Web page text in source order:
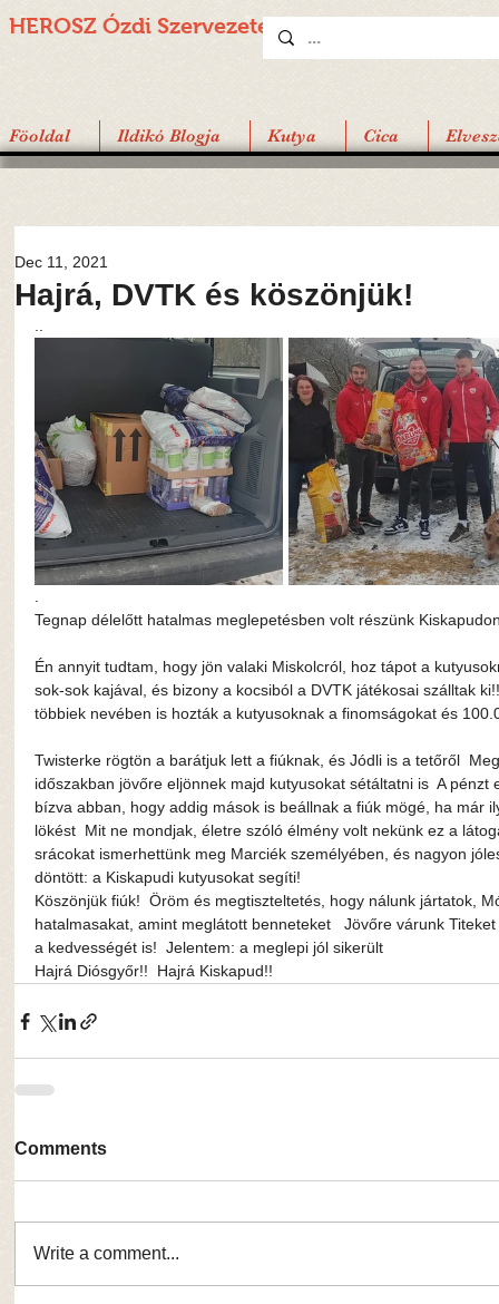
HEROSZ Ózdi Szervezete
Föoldal Ildikó Blogja Kutya Cica
Hajrá, DVTK és köszönjük!
Dec 11, 2021
Tegnap délelőtt hatalmas meglepetésben volt részünk
Én annyit tudtam, hogy jön valaki Miskolcról, hoz tápot a
sok-sok kajával, és bizony a kocsiból a DVTK játékosai szálltak
többiek nevében is hozták a kutyusoknak a finomságokat és
Twisterke rögtön a barátjuk lett a fiúknak, és Jódli is a tetőről
időszakban jövőre eljönnek majd kutyusokat sétáltatni is  A
bízva abban, hogy addig mások is beállnak a fiúk mögé, ha már
lökést  Mit ne mondjak, életre szóló élmény volt nekünk ez a
srácokat ismerhettünk meg Marciék személyében, és nagyon
döntött: a Kiskapudi kutyusokat segíti!
Köszönjük fiúk!  Öröm és megtiszteltetés, hogy nálunk jártatok,
hatalmasakat, amint meglátott benneteket   Jövőre várunk
a kedvességét is!  Jelentem: a meglepi jól sikerült
Hajrá Diósgyőr!!  Hajrá Kiskapud!!
Comments
Write a comment...